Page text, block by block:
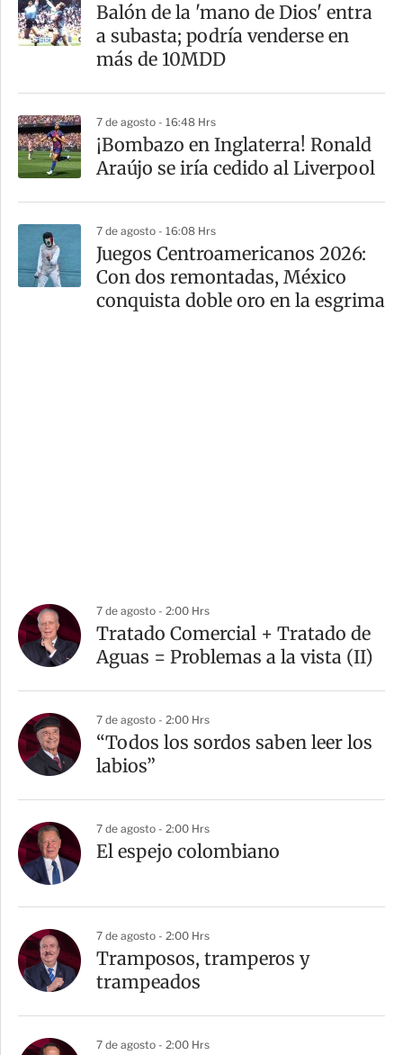
Balón de la 'mano de Dios' entra
a subasta; podría venderse en
más de 10MDD
7 de agosto - 16:48 Hrs
¡Bombazo en Inglaterra! Ronald
Araújo se iría cedido al Liverpool
7 de agosto - 16:08 Hrs
Juegos Centroamericanos 2026:
Con dos remontadas, México
conquista doble oro en la esgrima
7 de agosto - 2:00 Hrs
Tratado Comercial + Tratado de
Aguas = Problemas a la vista (II)
7 de agosto - 2:00 Hrs
“Todos los sordos saben leer los
labios”
7 de agosto - 2:00 Hrs
El espejo colombiano
7 de agosto - 2:00 Hrs
Tramposos, tramperos y
trampeados
7 de agosto - 2:00 Hrs